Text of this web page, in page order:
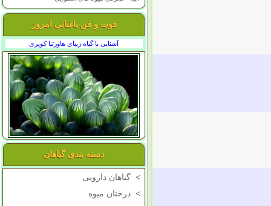
فوت و فن باغبانی امروز
آشنایی با گیاه زیبای هاورتیا کوپری
دسته بندی گیاهان
> گیاهان دارویی
> درختان میوه